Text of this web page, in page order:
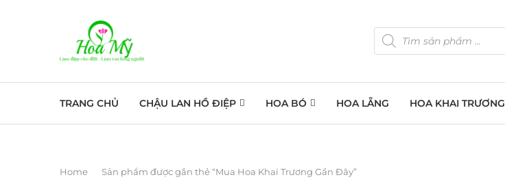
TRANG CHỦ CHẬU LAN HỒ ĐIỆP HOA BÓ HOA LẴNG HOA KHAI TRƯƠNG
Home Sản phẩm được gắn thẻ “Mua Hoa Khai Trương Gần Đây”